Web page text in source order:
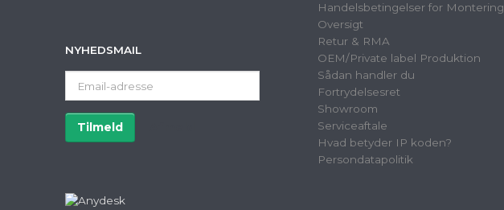
NYHEDSMAIL
adresse
Tilmeld
Handelsbetingelser for Montering
Oversigt
Retur & RMA
OEM/Private label Produktion
Sådan handler du
Fortrydelsesret
Showroom
Serviceaftale
Hvad betyder IP koden?
Persondatapolitik